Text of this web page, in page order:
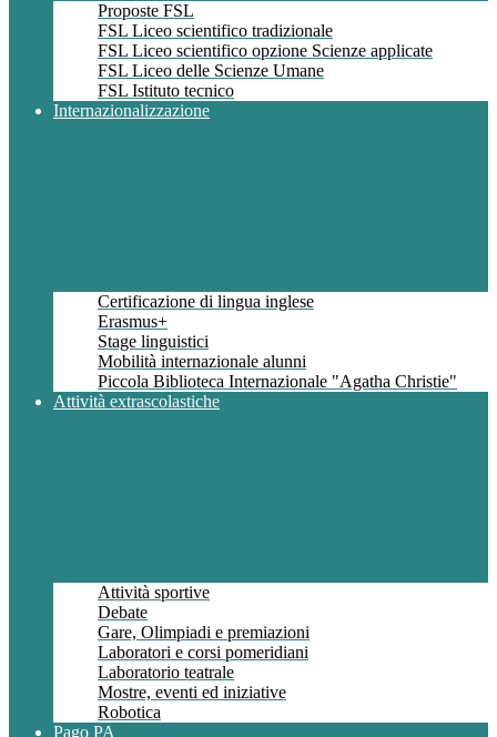
Proposte FSL
FSL Liceo scientifico tradizionale
FSL Liceo scientifico opzione Scienze applicate
FSL Liceo delle Scienze Umane
FSL Istituto tecnico
Internazionalizzazione
Certificazione di lingua inglese
Erasmus+
Stage linguistici
Mobilità internazionale alunni
Piccola Biblioteca Internazionale "Agatha Christie"
Attività extrascolastiche
Attività sportive
Debate
Gare, Olimpiadi e premiazioni
Laboratori e corsi pomeridiani
Laboratorio teatrale
Mostre, eventi ed iniziative
Robotica
Pago PA